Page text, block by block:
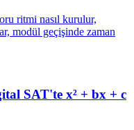
ritmi nasıl kurulur,
modül geçişinde zaman
SAT'te x² + bx + c